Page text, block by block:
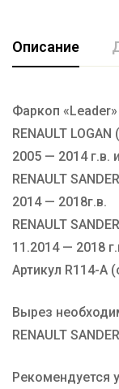
Описание
Фаркоп «Leader»
RENAULT
2005 — 2014 г.в.
RENAULT
2014 — 2018г.в.
RENAULT
11.2014 — 2018
Артикул R114-А
Вырез
RENAULT
Рекомендуется
Марка авто
Производитель
Тип Шара